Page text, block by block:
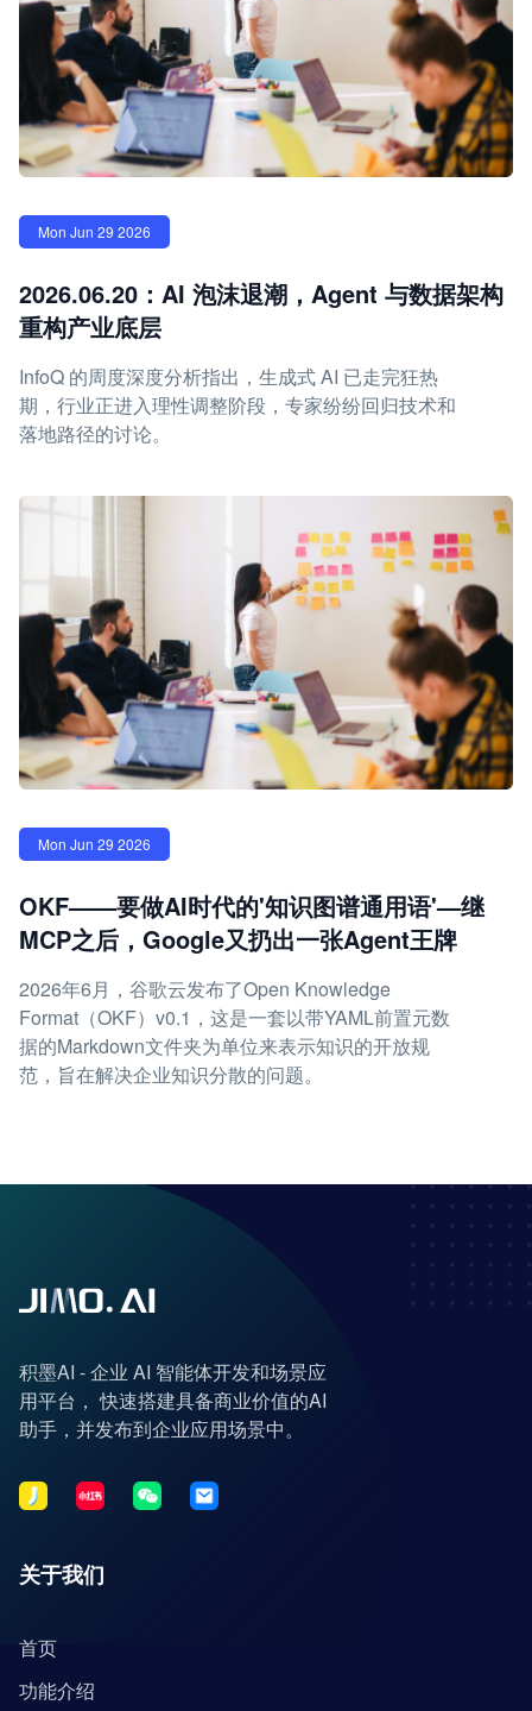
Mon Jun 29 2026
2026.06.20：AI 泡沫退潮，Agent 与数据架构
重构产业底层
InfoQ 的周度深度分析指出，生成式 AI 已走完狂热
期，行业正进入理性调整阶段，专家纷纷回归技术和
落地路径的讨论。
Mon Jun 29 2026
OKF——要做AI时代的'知识图谱通用语'—继
MCP之后，Google又扔出一张Agent王牌
2026年6月，谷歌云发布了Open Knowledge
Format（OKF）v0.1，这是一套以带YAML前置元数
据的Markdown文件夹为单位来表示知识的开放规
范，旨在解决企业知识分散的问题。
积墨AI - 企业 AI 智能体开发和场景应
用平台， 快速搭建具备商业价值的AI
助手，并发布到企业应用场景中。
关于我们
首页
功能介绍